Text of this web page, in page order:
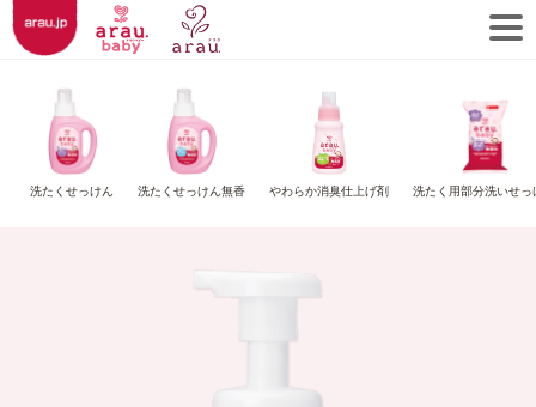
洗たくせっけん 洗たくせっけん無香 やわらか消臭仕上げ剤 洗たく用部分洗いせっ